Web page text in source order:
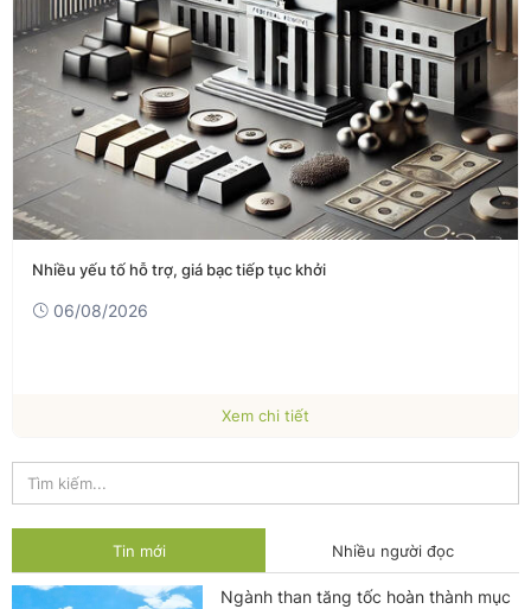
Nhiều yếu tố hỗ trợ, giá bạc tiếp tục khởi
06/08/2026
Xem chi tiết
Tin mới Nhiều người đọc
Ngành than tăng tốc hoàn thành mục